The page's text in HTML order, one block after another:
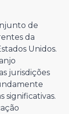
de
da
Unidos.
jurisdições
significativas.